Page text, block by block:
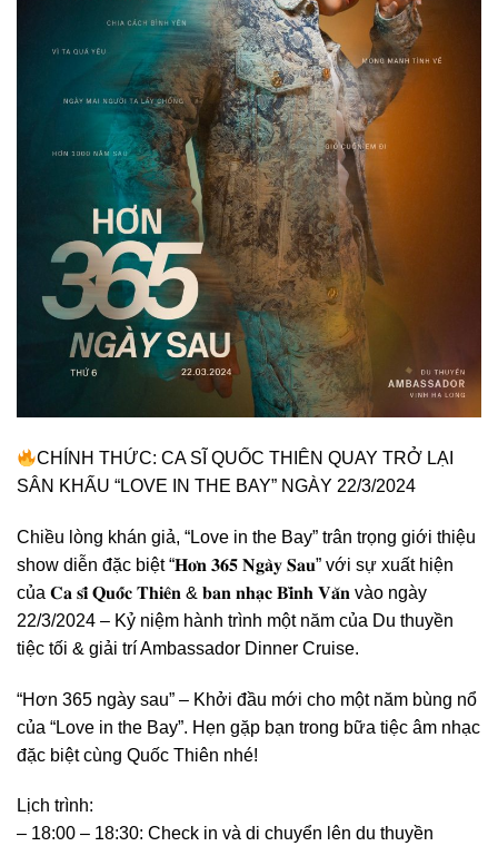
CHÍNH THỨC: CA SĨ QUỐC THIÊN QUAY TRỞ LẠI
SÂN KHẤU “LOVE IN THE BAY” NGÀY 22/3/2024
Chiều lòng khán giả, “Love in the Bay” trân trọng giới thiệu
show diễn đặc biệt “𝐇𝐨̛𝐧 𝟑𝟔𝟓 𝐍𝐠𝐚̀𝐲 𝐒𝐚𝐮” với sự xuất hiện
của 𝐂𝐚 𝐬𝐢̃ 𝐐𝐮𝐨̂́𝐜 𝐓𝐡𝐢𝐞̂𝐧 & 𝐛𝐚𝐧 𝐧𝐡𝐚̣𝐜 𝐁𝐢̀𝐧𝐡 𝐕𝐚̆𝐧 vào ngày
22/3/2024 – Kỷ niệm hành trình một năm của Du thuyền
tiệc tối & giải trí Ambassador Dinner Cruise.
“Hơn 365 ngày sau” – Khởi đầu mới cho một năm bùng nổ
của “Love in the Bay”. Hẹn gặp bạn trong bữa tiệc âm nhạc
đặc biệt cùng Quốc Thiên nhé!
Lịch trình:
– 18:00 – 18:30: Check in và di chuyển lên du thuyền